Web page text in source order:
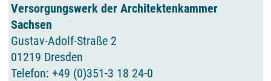
Versorgungswerk der Architektenkammer
Sachsen
Gustav-Adolf-Straße 2
01219 Dresden
Telefon: +49 (0)351-3 18 24-0